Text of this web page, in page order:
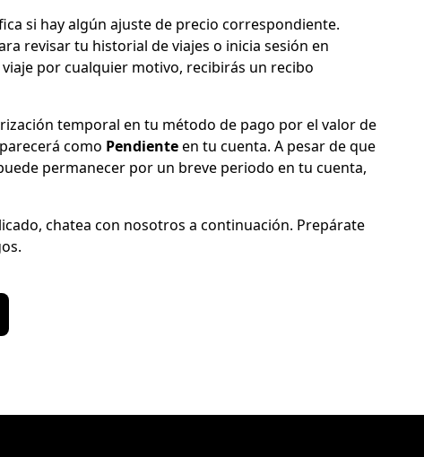
si hay algún ajuste de precio correspondiente.
revisar tu historial de viajes o inicia sesión en
por cualquier motivo, recibirás un recibo
temporal en tu método de pago por el valor de
como Pendienteen tu cuenta. A pesar de que
permanecer por un breve periodo en tu cuenta,
chatea con nosotros a continuación. Prepárate